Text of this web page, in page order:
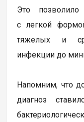
Это позволило
с легкой
тяжелых и
инфекции до
Напомним, что
диагноз